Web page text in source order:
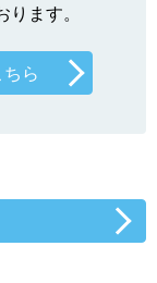
ます。
ら